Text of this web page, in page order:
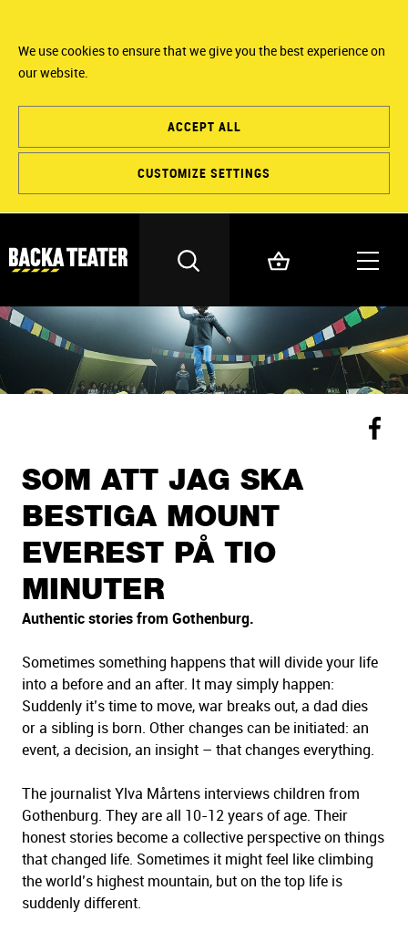
We use cookies to ensure that we give you the best experience on
our website.
ACCEPT ALL
CUSTOMIZE SETTINGS
SOM ATT JAG SKA
BESTIGA MOUNT
EVEREST PÅ TIO
MINUTER
Authentic stories from Gothenburg.
Sometimes something happens that will divide your life
into a before and an after. It may simply happen:
Suddenly it’s time to move, war breaks out, a dad dies
or a sibling is born. Other changes can be initiated: an
event, a decision, an insight – that changes everything.
The journalist Ylva Mårtens interviews children from
Gothenburg. They are all 10-12 years of age. Their
honest stories become a collective perspective on things
that changed life. Sometimes it might feel like climbing
the world’s highest mountain, but on the top life is
suddenly different.